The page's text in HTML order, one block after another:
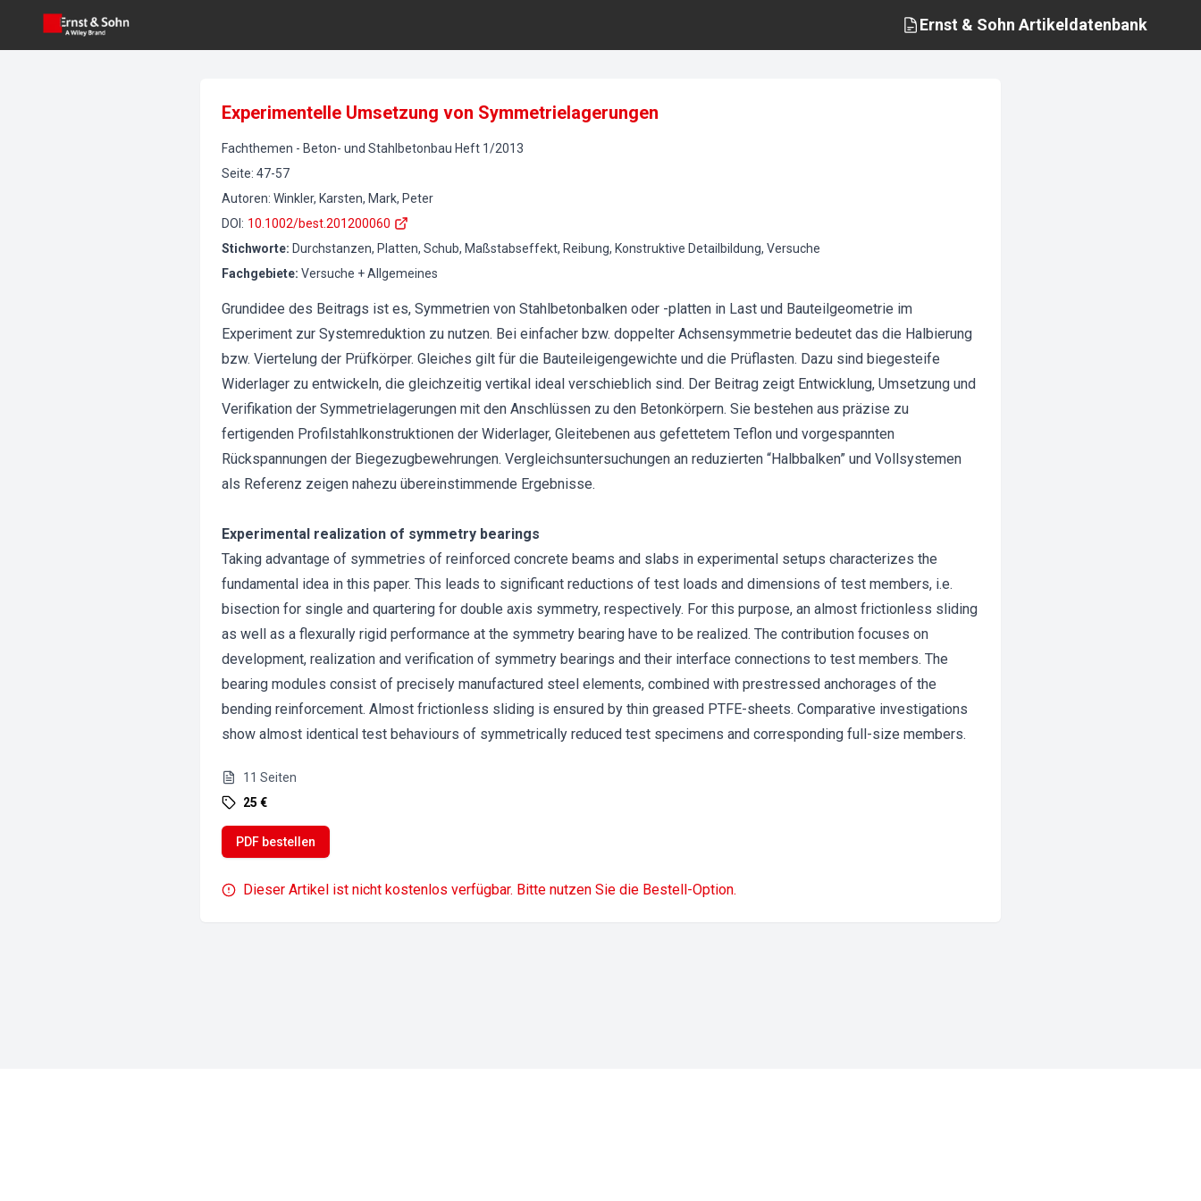
Ernst & Sohn Artikeldatenbank
Experimentelle Umsetzung von Symmetrielagerungen
Fachthemen - Beton- und Stahlbetonbau Heft 1/2013
Seite: 47-57
Autoren: Winkler, Karsten, Mark, Peter
DOI : 10.1002/best.201200060
Stichworte: Durchstanzen, Platten, Schub, Maßstabseffekt, Reibung, Konstruktive Detailbildung, Versuche
Fachgebiete: Versuche + Allgemeines
Grundidee des Beitrags ist es, Symmetrien von Stahlbetonbalken oder -platten in Last und Bauteilgeometrie im
Experiment zur Systemreduktion zu nutzen. Bei einfacher bzw. doppelter Achsensymmetrie bedeutet das die Halbierung
bzw. Viertelung der Prüfkörper. Gleiches gilt für die Bauteileigengewichte und die Prüflasten. Dazu sind biegesteife
Widerlager zu entwickeln, die gleichzeitig vertikal ideal verschieblich sind. Der Beitrag zeigt Entwicklung, Umsetzung und
Verifikation der Symmetrielagerungen mit den Anschlüssen zu den Betonkörpern. Sie bestehen aus präzise zu
fertigenden Profilstahlkonstruktionen der Widerlager, Gleitebenen aus gefettetem Teflon und vorgespannten
Rückspannungen der Biegezugbewehrungen. Vergleichsuntersuchungen an reduzierten “Halbbalken” und Vollsystemen
als Referenz zeigen nahezu übereinstimmende Ergebnisse.
Experimental realization of symmetry bearings
Taking advantage of symmetries of reinforced concrete beams and slabs in experimental setups characterizes the
fundamental idea in this paper. This leads to significant reductions of test loads and dimensions of test members, i.e.
bisection for single and quartering for double axis symmetry, respectively. For this purpose, an almost frictionless sliding
as well as a flexurally rigid performance at the symmetry bearing have to be realized. The contribution focuses on
development, realization and verification of symmetry bearings and their interface connections to test members. The
bearing modules consist of precisely manufactured steel elements, combined with prestressed anchorages of the
bending reinforcement. Almost frictionless sliding is ensured by thin greased PTFE-sheets. Comparative investigations
show almost identical test behaviours of symmetrically reduced test specimens and corresponding full-size members.
11 Seiten
25 €
PDF bestellen
Dieser Artikel ist nicht kostenlos verfügbar. Bitte nutzen Sie die Bestell-Option.